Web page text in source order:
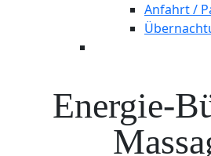
Anfahrt /
Energie-